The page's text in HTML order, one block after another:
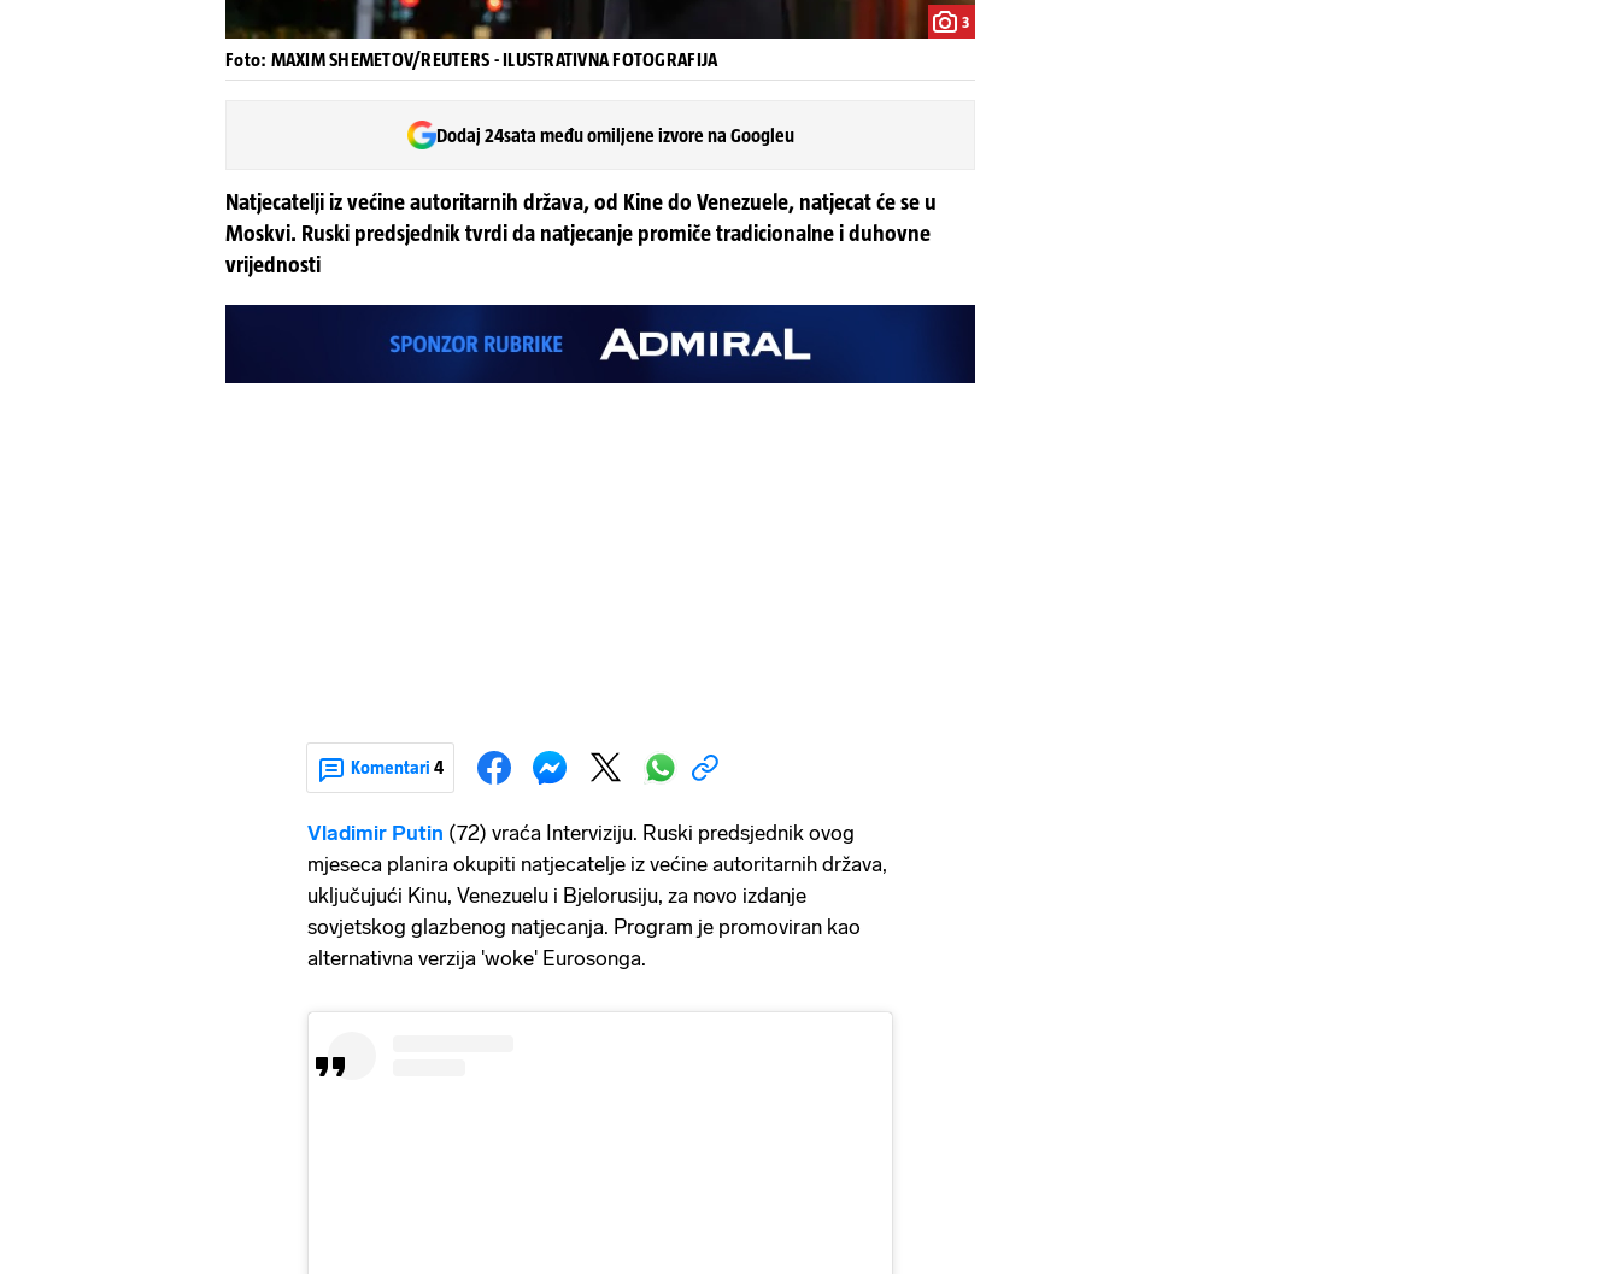
3
Foto: MAXIM SHEMETOV/REUTERS - ILUSTRATIVNA FOTOGRAFIJA
Dodaj 24sata među omiljene izvore na Googleu
Natjecatelji iz većine autoritarnih država, od Kine do Venezuele, natjecat će se u
Moskvi. Ruski predsjednik tvrdi da natjecanje promiče tradicionalne i duhovne
vrijednosti
Komentari 4
Vladimir Putin (72) vraća Interviziju. Ruski predsjednik ovog
mjeseca planira okupiti natjecatelje iz većine autoritarnih država,
uključujući Kinu, Venezuelu i Bjelorusiju, za novo izdanje
sovjetskog glazbenog natjecanja. Program je promoviran kao
alternativna verzija 'woke' Eurosonga.